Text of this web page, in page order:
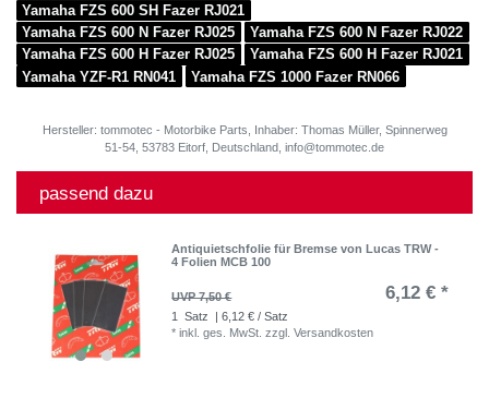
Yamaha FZS 600 SH Fazer RJ021
Yamaha FZS 600 N Fazer RJ025
Yamaha FZS 600 N Fazer RJ022
Yamaha FZS 600 H Fazer RJ025
Yamaha FZS 600 H Fazer RJ021
Yamaha YZF-R1 RN041
Yamaha FZS 1000 Fazer RN066
Hersteller: tommotec - Motorbike Parts, Inhaber: Thomas Müller, Spinnerweg
51-54, 53783 Eitorf, Deutschland, info@tommotec.de
passend dazu
Antiquietschfolie für Bremse von Lucas TRW -
4 Folien MCB 100
UVP 7,50 € 6,12 € *
1 Satz
| 6,12 € / Satz
*inkl. ges. MwSt. zzgl.Versandkosten